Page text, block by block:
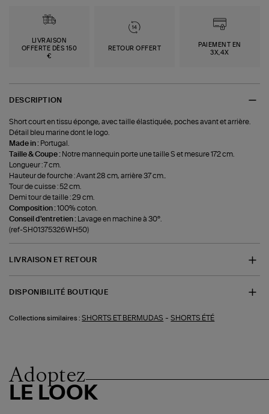
LIVRAISON
OFFERTE DÈS 150
€
RETOUR OFFERT
PAIEMENT EN
3X,4X
DESCRIPTION
Short court en tissu éponge, avec taille élastiquée, poches avant et arrière.
Détail bleu marine dont le logo.
Made in : Portugal.
Taille & Coupe : Notre mannequin porte une taille S et mesure 172 cm.
Longueur : 7 cm.
Hauteur de fourche : Avant 28 cm, arrière 37 cm..
Tour de cuisse : 52 cm.
Demi tour de taille : 29 cm.
Composition :100% coton.
Conseil d'entretien : Lavage en machine à 30°.
(ref-SH01375326WH50)
LIVRAISON ET RETOUR
DISPONIBILITÉ BOUTIQUE
Collections similaires : SHORTS ET BERMUDAS -SHORTS ÉTÉ
Adoptez
LE LOOK